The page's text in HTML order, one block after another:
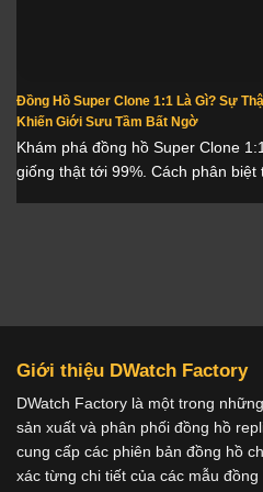
Đồng Hồ Super Clone 1:1 Là Gì? Sự
Khiến Giới Sưu Tầm Bất Ngờ
Khám phá đồng hồ Super Clone
giống thật tới 99%. Cách phân biệt
Giới thiệu DWatch Factory
DWatch Factory là một trong
sản xuất và phân phối đồng hồ
cung cấp các phiên bản đồng hồ
xác từng chi tiết của các mẫu